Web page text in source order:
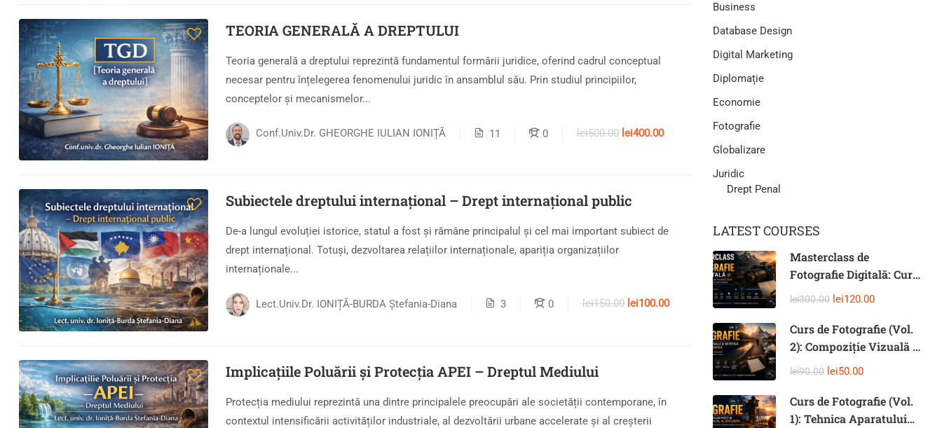
TEORIA GENERALĂ A DREPTULUI
Teoria generală a dreptului reprezintă fundamentul formării juridice, oferind cadrul conceptual
necesar pentru înțelegerea fenomenului juridic în ansamblul său. Prin studiul principiilor,
conceptelor și mecanismelor...
Conf.univ.dr. GHEORGHE IULIAN IONIȚĂ 11 0 lei500.00 lei400.00
Subiectele dreptului internațional – Drept internațional public
De-a lungul evoluției istorice, statul a fost și rămâne principalul și cel mai important subiect de
drept internațional. Totuși, dezvoltarea relațiilor internaționale, apariția organizațiilor
internaționale...
Lect.univ.dr. IONIȚĂ-BURDA Ștefania-Diana 3 0 lei150.00 lei100.00
Implicațiile Poluării și Protecția APEI – Dreptul Mediului
Protecția mediului reprezintă una dintre principalele preocupări ale societății contemporane, în
contextul intensificării activităților industriale, al dezvoltării urbane accelerate și al creșterii
Business
Database Design
Digital Marketing
Diplomație
Economie
Fotografie
Globalizare
Juridic
Drept Penal
LATEST COURSES
Masterclass de
Fotografie Digitală: Curs
Complet de la Tehnică
Artistică
lei300.00 lei120.00
Curs de Fotografie (Vol.
2): Compoziție Vizuală și
Estetică în Arta
lei90.00 lei50.00
Curs de Fotografie (Vol.
1): Tehnica Aparatului